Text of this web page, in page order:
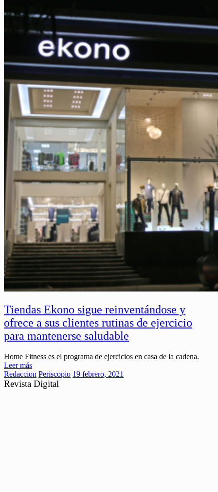
Tiendas Ekono sigue reinventándose y
ofrece a sus clientes rutinas de ejercicio
para mantenerse saludable
Home Fitness es el programa de ejercicios en casa de la cadena.
Leer más
Redaccion Periscopio 19 febrero, 2021
Revista Digital